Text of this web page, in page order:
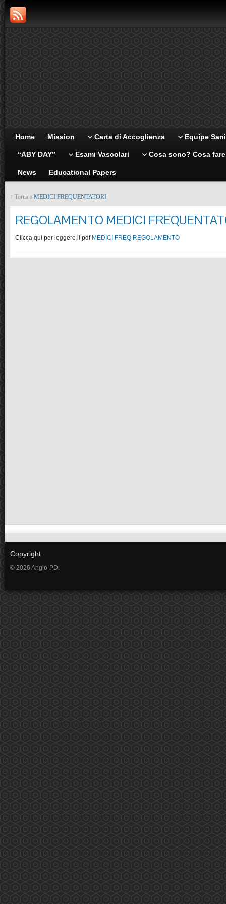
Home Mission Carta di Accoglienza Equipe
“ABY DAY” Esami Vascolari Cosa sono? Cosa
News Educational Papers
↑ Torna a MEDICI FREQUENTATORI
REGOLAMENTO MEDICI
Clicca qui per leggere il pdf MEDICI FREQ REGOLAMENTO
Copyright
© 2026 Angio-PD.